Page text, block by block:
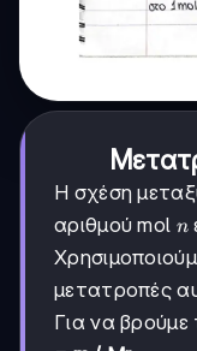
Η σχέση
αριθμού mol n
n
μετατροπές
Για να